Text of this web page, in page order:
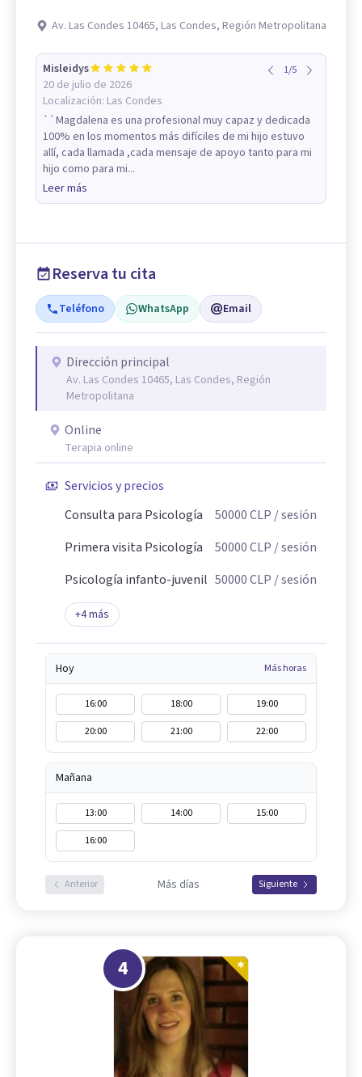
Av. Las Condes 10465, Las Condes, Región Metropolitana
Misleidys
20 de julio de 2026
Localización: Las Condes
1/5
``Magdalena es una profesional muy capaz y dedicada
100% en los momentos más difíciles de mi hijo estuvo
allí, cada llamada ,cada mensaje de apoyo tanto para mi
hijo como para mi...
Leer más
Reserva tu cita
Teléfono WhatsApp Email
Dirección principal
Av. Las Condes 10465, Las Condes, Región
Metropolitana
Online
Terapia online
Servicios y precios
Consulta para Psicología
50000CLP / sesión
Primera visita Psicología
50000CLP / sesión
Psicología infanto-juvenil 50000CLP / sesión
+4más
Hoy Más horas
16:00 18:00
19:00
20:00
21:00 22:00
Mañana
13:00 14:00
15:00
16:00
Anterior Más días Siguiente
4